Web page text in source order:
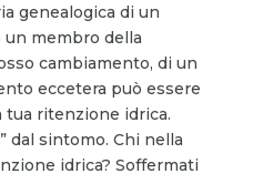
genealogica di un
un membro della
cambiamento, di un
eccetera può essere
tua ritenzione idrica.
dal sintomo. Chi nella
idrica? Soffermati